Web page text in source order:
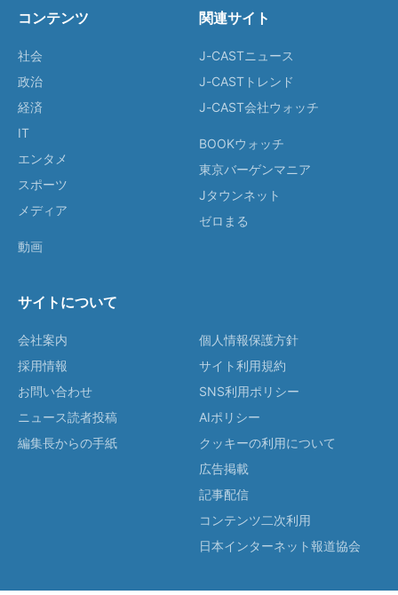
コンテンツ
社会
政治
経済
IT
エンタメ
スポーツ
メディア
動画
関連サイト
J-CASTニュース
J-CASTトレンド
J-CAST会社ウォッチ
BOOKウォッチ
東京バーゲンマニア
Jタウンネット
ゼロまる
サイトについて
会社案内
採用情報
お問い合わせ
ニュース読者投稿
編集長からの手紙
個人情報保護方針
サイト利用規約
SNS利用ポリシー
AIポリシー
クッキーの利用について
広告掲載
記事配信
コンテンツ二次利用
日本インターネット報道協会